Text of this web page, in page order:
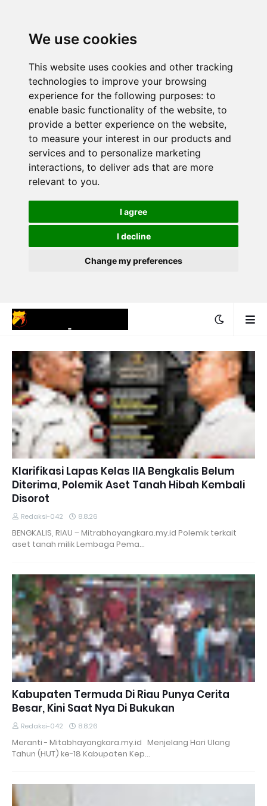
We use cookies
This website uses cookies and other tracking
technologies to improve your browsing
experience for the following purposes: to
enable basic functionality of the website, to
provide a better experience on the website,
to measure your interest in our products and
services and to personalize marketing
interactions, to deliver ads that are more
relevant to you.
I agree
I decline
Change my preferences
Klarifikasi Lapas Kelas IIA Bengkalis Belum
Diterima, Polemik Aset Tanah Hibah Kembali
Disorot
Redaksi-042 8.8.26
BENGKALIS, RIAU – Mitrabhayangkara.my.id Polemik terkait
aset tanah milik Lembaga Pema…
Kabupaten Termuda Di Riau Punya Cerita
Besar, Kini Saat Nya Di Bukukan
Redaksi-042 8.8.26
Meranti - Mitabhayangkara.my.id Menjelang Hari Ulang
Tahun (HUT) ke-18 Kabupaten Kep…